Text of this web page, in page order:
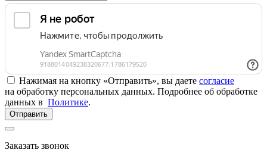
Нажимая на кнопку «Отправить», вы даете согласие
на обработку персональных данных. Подробнее об обработке
данных в Политике.
Отправить
Заказать звонок